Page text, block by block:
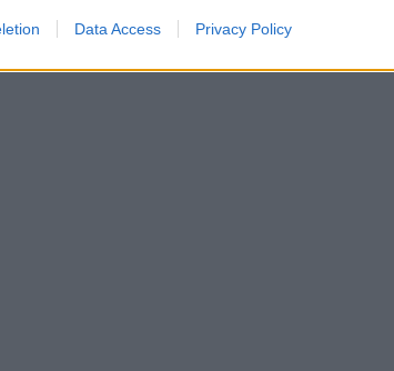
Data Access Privacy Policy